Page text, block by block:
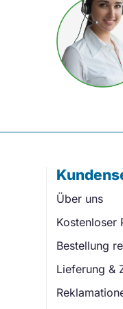
Über uns
Kostenloser
Bestellung
Lieferung &